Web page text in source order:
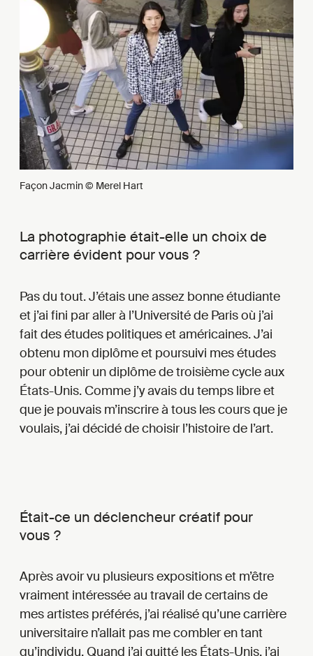
Façon Jacmin © Merel Hart
La photographie était-elle un choix de
carrière évident pour vous ?
Pas du tout. J’étais une assez bonne étudiante
et j’ai fini par aller à l’Université de Paris où j’ai
fait des études politiques et américaines. J’ai
obtenu mon diplôme et poursuivi mes études
pour obtenir un diplôme de troisième cycle aux
États-Unis. Comme j’y avais du temps libre et
que je pouvais m’inscrire à tous les cours que je
voulais, j’ai décidé de choisir l’histoire de l’art.
Était-ce un déclencheur créatif pour
vous ?
Après avoir vu plusieurs expositions et m’être
vraiment intéressée au travail de certains de
mes artistes préférés, j’ai réalisé qu’une carrière
universitaire n’allait pas me combler en tant
qu’individu. Quand j’ai quitté les États-Unis, j’ai